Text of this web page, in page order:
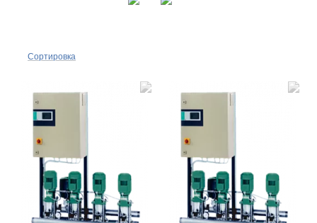
Сортировка
популярности
По цене ↑
По цене ↓
По названию